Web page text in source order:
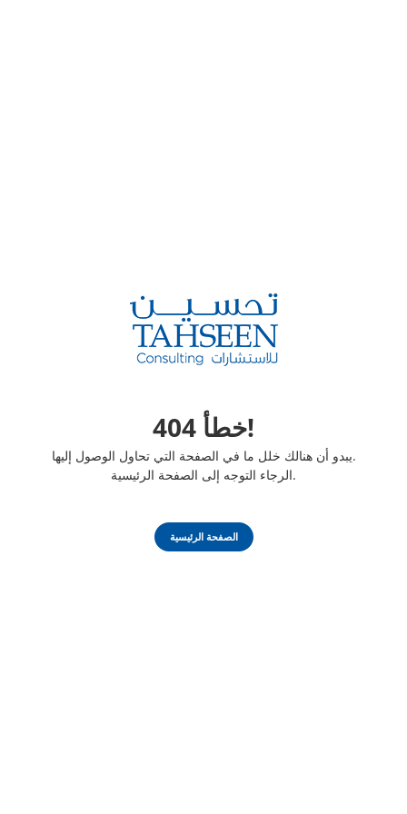
خطأ 404!
يبدو أن هنالك خلل ما في الصفحة التي تحاول الوصول إليها.
الرجاء التوجه إلى الصفحة الرئيسية.
الصفحة الرئيسية